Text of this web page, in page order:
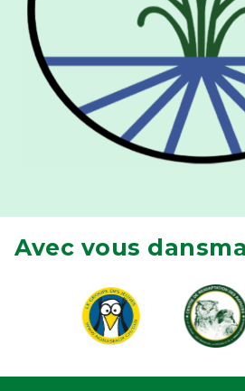
Avec vous